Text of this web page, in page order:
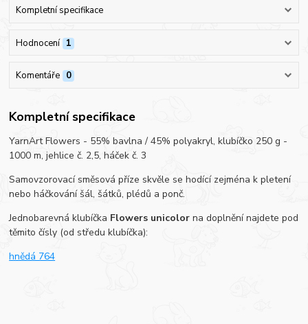
Kompletní specifikace
Hodnocení 1
Komentáře 0
Kompletní specifikace
YarnArt Flowers - 55% bavlna / 45% polyakryl, klubíčko 250 g -
1000 m, jehlice č. 2,5, háček č. 3
Samovzorovací směsová příze skvěle se hodící zejména k pletení
nebo háčkování šál, šátků, plédů a ponč.
Jednobarevná klubíčka Flowers unicolorna doplnění najdete pod
těmito čísly (od středu klubíčka):
hnědá 764